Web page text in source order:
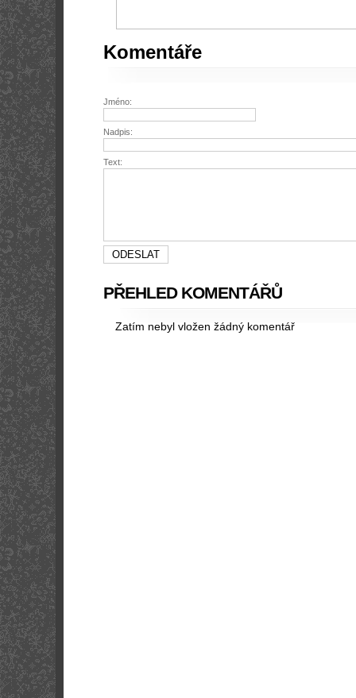
Komentáře
Jméno:
Nadpis:
Text:
PŘEHLED KOMENTÁŘŮ
Zatím nebyl vložen žádný komentář